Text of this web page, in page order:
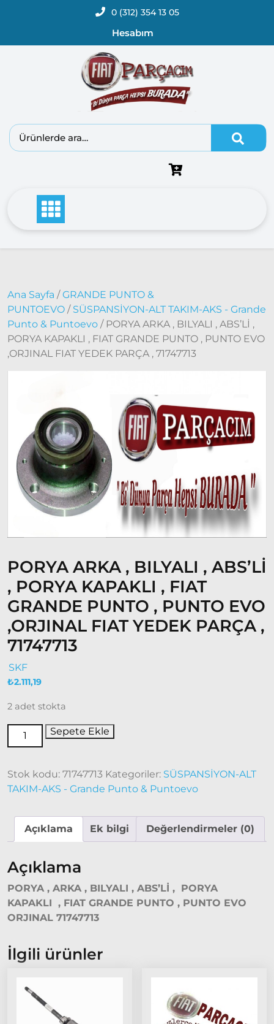
0 (312) 354 13 05
Hesabım
Fiat
Doblo
Doblo
2006 –
2012
Modeller
Doblo
2010 –
2015 –
2022
Modeller
Doblo
2022
Model
ve Üstü
Doğan
Fiat
Ducato
Ducato
1997-
2001
Modeller
2001 –
2006
Ducato
2014
Modeller
Ducato
2015
ve Üstü
Uno
Tipo
Uno
Tempra
Fullback
Palio
Ana Sayfa /GRANDE PUNTO &
PUNTOEVO / SÜSPANSİYON-ALT TAKIM-AKS - Grande
Punto & Puntoevo / PORYA ARKA , BILYALI , ABS’Lİ ,
PORYA KAPAKLI , FIAT GRANDE PUNTO , PUNTO EVO
,ORJINAL FIAT YEDEK PARÇA , 71747713
PORYA ARKA , BILYALI , ABS’Lİ
, PORYA KAPAKLI , FIAT
GRANDE PUNTO , PUNTO EVO
,ORJINAL FIAT YEDEK PARÇA ,
71747713
SKF
₺2.111,19
2 adet stokta
Sepete Ekle
Stok kodu: 71747713 Kategoriler: SÜSPANSİYON-ALT
TAKIM-AKS - Grande Punto & Puntoevo
Açıklama Ek bilgi Değerlendirmeler (0)
Açıklama
PORYA , ARKA , BILYALI , ABS’Lİ , PORYA
KAPAKLI , FIAT GRANDE PUNTO , PUNTO EVO
ORJINAL 71747713
İlgili ürünler